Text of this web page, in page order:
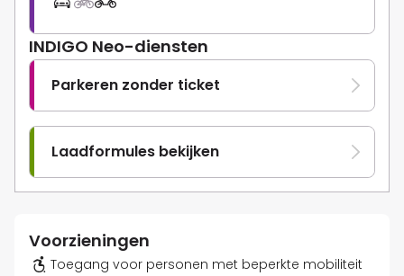
INDIGO Neo-diensten
Parkeren zonder ticket
Laadformules bekijken
Voorzieningen
Toegang voor personen met beperkte mobiliteit